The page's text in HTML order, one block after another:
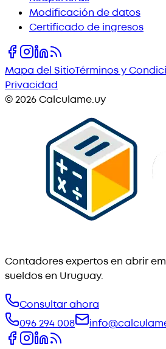
Modificación de datos
Certificado de ingresos
Mapa del SitioTérminos y
Privacidad
©2026Calculame.uy
Contadores expertos en abrir
sueldos en Uruguay.
Consultar ahora
096 294 008